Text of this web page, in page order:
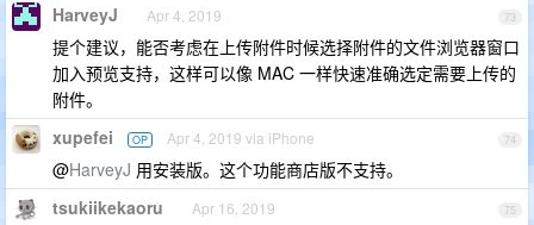
73
HarveyJ Apr 4, 2019
提个建议，能否考虑在上传附件时候选择附件的文件浏览器窗口
加入预览支持，这样可以像 MAC 一样快速准确选定需要上传的
附件。
74
xupefei OP Apr 4, 2019 via iPhone
@HarveyJ 用安装版。这个功能商店版不支持。
75
tsukiikekaoru Apr 16, 2019